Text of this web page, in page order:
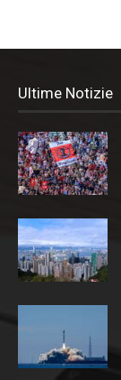
Ultime Notizie